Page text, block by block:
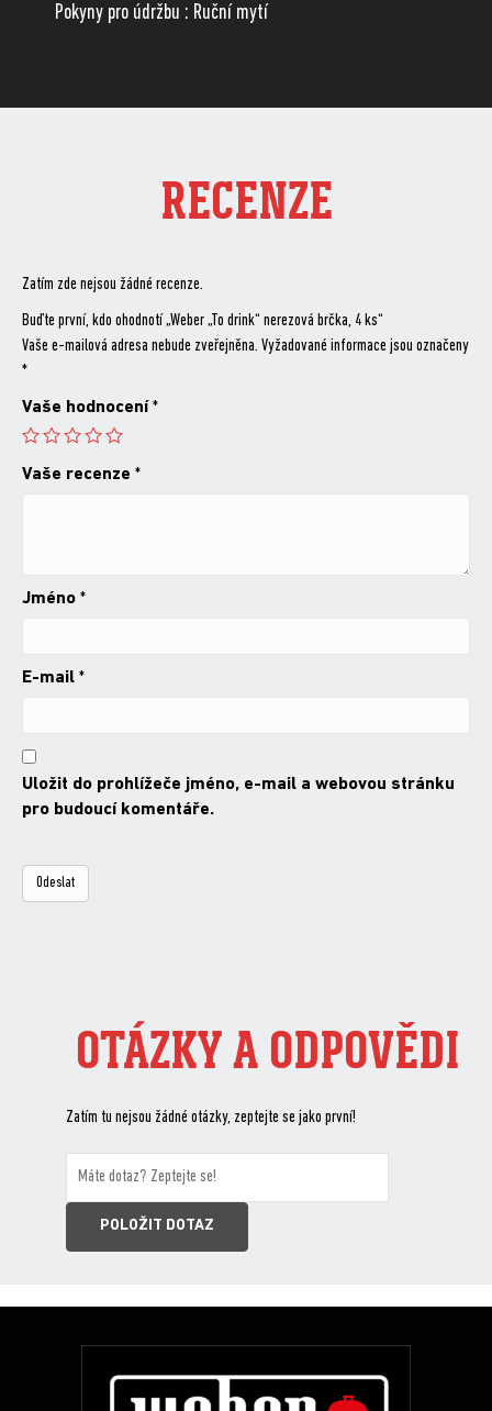
Pokyny pro údržbu : Ruční mytí
RECENZE
Zatím zde nejsou žádné recenze.
Buďte první, kdo ohodnotí „Weber „To drink“ nerezová brčka, 4 ks“
Vaše e-mailová adresa nebude zveřejněna. Vyžadované informace jsou označeny
*
Vaše hodnocení *
Vaše recenze *
Jméno *
E-mail *
Uložit do prohlížeče jméno, e-mail a webovou stránku
pro budoucí komentáře.
OTÁZKY A ODPOVĚDI
Zatím tu nejsou žádné otázky, zeptejte se jako první!